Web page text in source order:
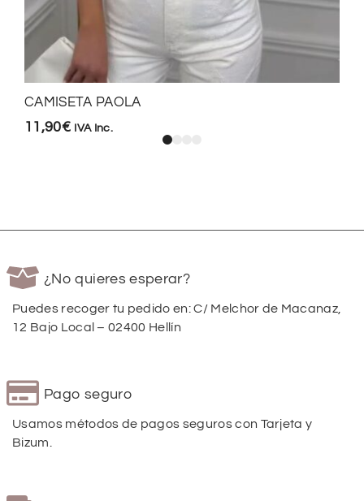
CAMISETA PAOLA
11,90€ IVA Inc.
¿No quieres esperar?
Puedes recoger tu pedido en: C/ Melchor de Macanaz,
12 Bajo Local – 02400 Hellín
Pago seguro
Usamos métodos de pagos seguros con Tarjeta y
Bizum.